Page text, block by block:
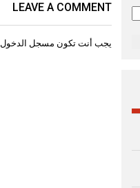
LEAVE A COMMENT
يجب أنت تكون مسجل الدخول